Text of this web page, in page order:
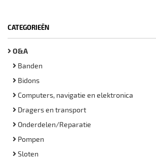
CATEGORIEËN
O&A
Banden
Bidons
Computers, navigatie en elektronica
Dragers en transport
Onderdelen/Reparatie
Pompen
Sloten